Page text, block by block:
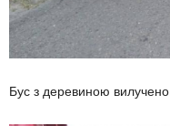
Бус з деревиною вилучено.